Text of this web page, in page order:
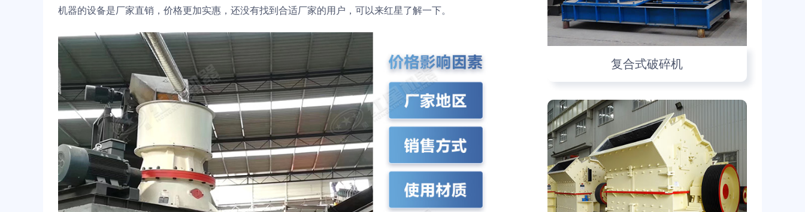
机器的设备是厂家直销，价格更加实惠，还没有找到合适厂家的用户，可以来红星了解一下。
复合式破碎机